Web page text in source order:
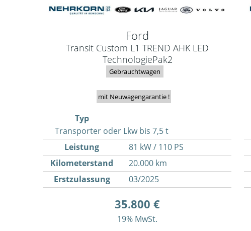
Ford
Transit Custom L1 TREND AHK LED
TechnologiePak2
Gebrauchtwagen
mit Neuwagengarantie !
Typ
Transporter oder Lkw bis 7,5 t
Leistung
81 kW / 110 PS
Kilometerstand
20.000 km
Erstzulassung
03/2025
35.800 €
19% MwSt.